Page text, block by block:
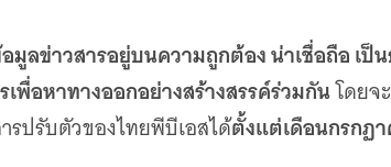
มูลข่าวสารอยู่บนความถูกต้อง น่าเชื่อถือ เ
พื่อหาทางออกอย่างสร้างสรรค์ร่วมกันโดยจ
รปรับตัวของไทยพีบีเอสได้ตั้งแต่เดือนกรกฏ